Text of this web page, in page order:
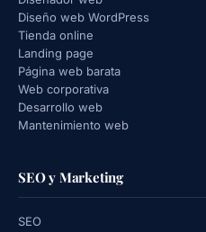
Diseño web WordPress
Tienda online
Landing page
Página web barata
Web corporativa
Desarrollo web
Mantenimiento web
SEO y Marketing
SEO